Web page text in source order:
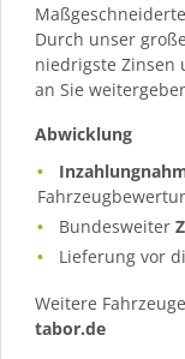
Durch unser
niedrigste Zinsen
an Sie
Abwicklung
Bundesweiter
Lieferung vor
Weitere
tabor.de